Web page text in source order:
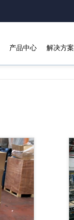
产品中心 解决方案